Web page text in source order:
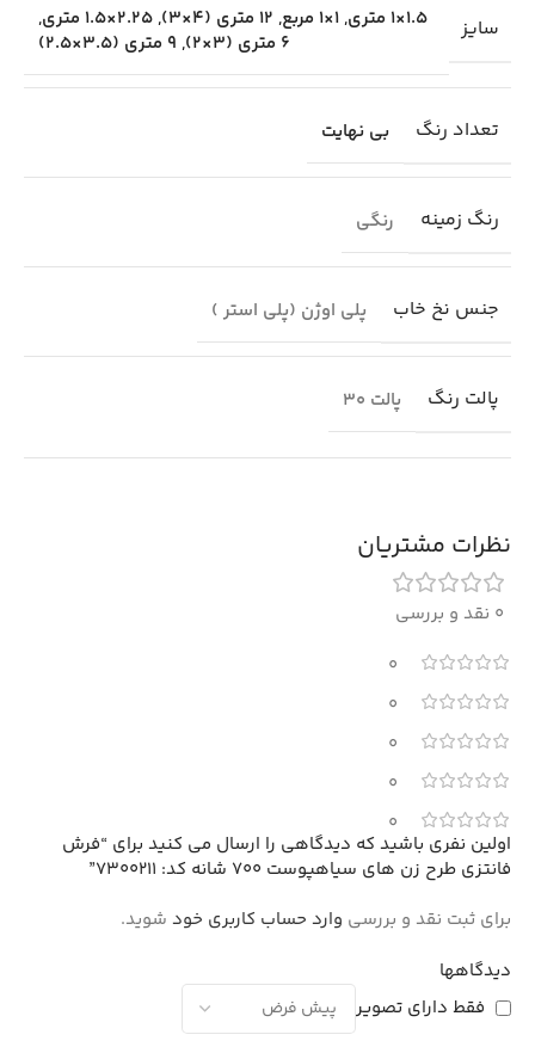
سایز 1.5×1 متری ,1×1 مربع , 12 متری (4×3) ,2.25×1.5 متری
,
6 متری (3×2)
, 9 متری (3.5×2.5)
تعداد رنگ بی نهایت
رنگ زمینه رنگی
جنس نخ خاب پلی اوژن (پلی استر )
پالت رنگ پالت 30
نظرات مشتریان
0 نقد و بررسی
0
0
0
0
0
دیدگاهها
فقط دارای تصویر
اولین نفری باشید که دیدگاهی را ارسال می کنید برای “فرش
فانتزی طرح زن های سیاهپوست 700 شانه کد: 7300211”
برای ثبت نقد و بررسی وارد حساب کاربری خود شوید.